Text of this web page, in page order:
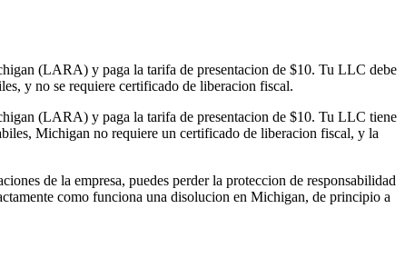
(LARA) y paga la tarifa de presentacion de $10. Tu LLC debe
y no se requiere certificado de liberacion fiscal.
(LARA) y paga la tarifa de presentacion de $10. Tu LLC tiene
Michigan no requiere un certificado de liberacion fiscal, y la
de la empresa, puedes perder la proteccion de responsabilidad
como funciona una disolucion en Michigan, de principio a